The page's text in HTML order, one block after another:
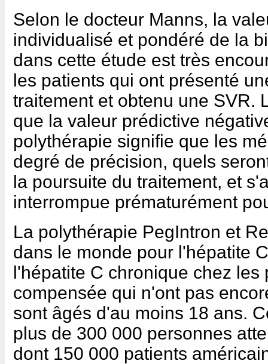
Selon le docteur Manns, la
individualisé et pondéré de la
dans cette étude est très
les patients qui ont présenté
traitement et obtenu une SVR.
que la valeur prédictive
polythérapie signifie que les
degré de précision, quels
la poursuite du traitement, et
interrompue prématurément
La polythérapie PegIntron et
dans le monde pour l'hépatite
l'hépatite C chronique chez
compensée qui n'ont pas
sont âgés d'au moins 18 ans.
plus de 300 000 personnes
dont 150 000 patients